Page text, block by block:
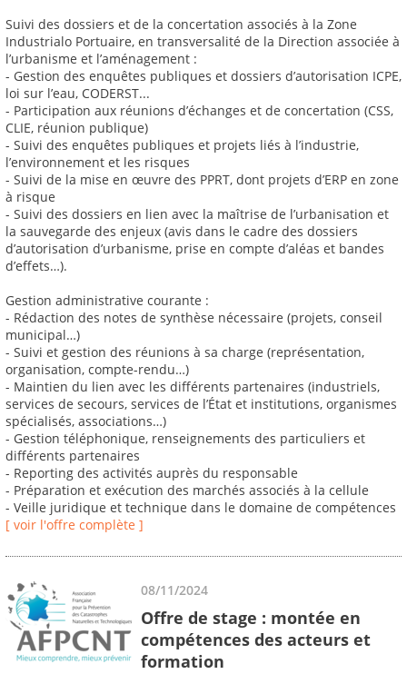
Suivi des dossiers et de la concertation associés à la Zone
Industrialo Portuaire, en transversalité de la Direction associée à
l’urbanisme et l’aménagement :
- Gestion des enquêtes publiques et dossiers d’autorisation ICPE,
loi sur l’eau, CODERST...
- Participation aux réunions d’échanges et de concertation (CSS,
CLIE, réunion publique)
- Suivi des enquêtes publiques et projets liés à l’industrie,
l’environnement et les risques
- Suivi de la mise en œuvre des PPRT, dont projets d’ERP en zone
à risque
- Suivi des dossiers en lien avec la maîtrise de l’urbanisation et
la sauvegarde des enjeux (avis dans le cadre des dossiers
d’autorisation d’urbanisme, prise en compte d’aléas et bandes
d’effets…).
Gestion administrative courante :
- Rédaction des notes de synthèse nécessaire (projets, conseil
municipal…)
- Suivi et gestion des réunions à sa charge (représentation,
organisation, compte-rendu…)
- Maintien du lien avec les différents partenaires (industriels,
services de secours, services de l’État et institutions, organismes
spécialisés, associations…)
- Gestion téléphonique, renseignements des particuliers et
différents partenaires
- Reporting des activités auprès du responsable
- Préparation et exécution des marchés associés à la cellule
- Veille juridique et technique dans le domaine de compétences
[ voir l'offre complète ]
08/11/2024
Offre de stage : montée en
compétences des acteurs et
formation